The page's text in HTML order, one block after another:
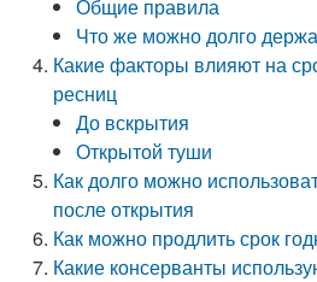
Общие правила
Что же можно долго
Какие факторы влияют на
ресниц
До вскрытия
Открытой туши
Как долго можно
после открытия
Как можно продлить срок
Какие консерванты